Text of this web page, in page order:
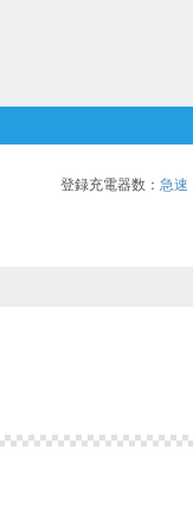
登録充電器数： 急速